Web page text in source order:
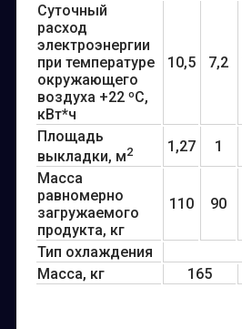
Суточный
расход
электроэнергии
при температуре
окружающего
воздуха +22 ºС,
кВт*ч
10,5 7,2
Площадь
выкладки, м2 1,27 1
Масса
равномерно
загружаемого
продукта, кг
110 90
Тип охлаждения
Масса, кг
165